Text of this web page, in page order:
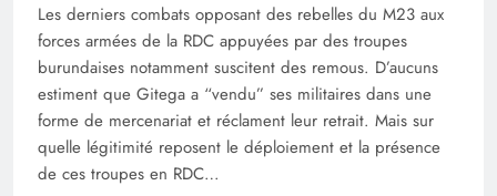
Les derniers combats opposant des rebelles du M23 aux
forces armées de la RDC appuyées par des troupes
burundaises notamment suscitent des remous. D’aucuns
estiment que Gitega a “vendu” ses militaires dans une
forme de mercenariat et réclament leur retrait. Mais sur
quelle légitimité reposent le déploiement et la présence
de ces troupes en RDC…